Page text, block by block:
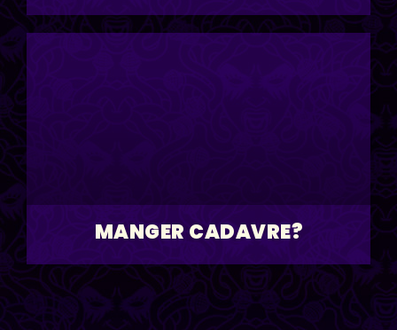
MANGER CADAVRE?